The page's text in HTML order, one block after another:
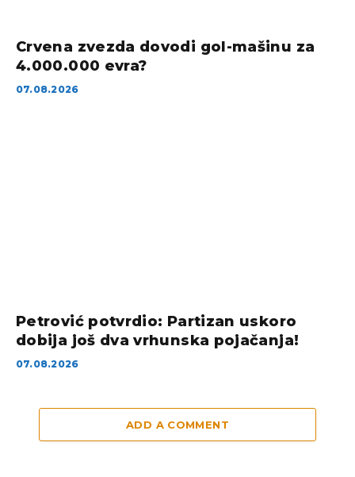
Crvena zvezda dovodi gol-mašinu za
4.000.000 evra?
07.08.2026
Petrović potvrdio: Partizan uskoro
dobija još dva vrhunska pojačanja!
07.08.2026
ADD A COMMENT